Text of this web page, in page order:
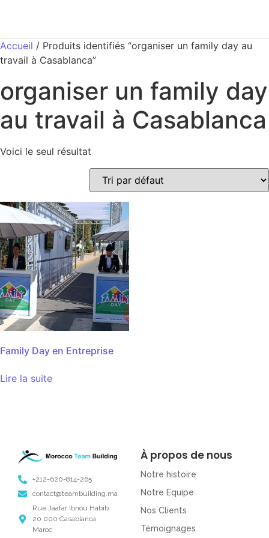
Accueil / Produits identifiés “organiser un family day au
travail à Casablanca”
organiser un family day
au travail à Casablanca
Voici le seul résultat
Family Day en Entreprise
Lire la suite
+212-620-814-265
contact@teambuilding.ma
Rue Jaafar Ibnou Habib
20 000 Casablanca
Maroc
À propos de nous
Notre histoire
Notre Equipe
Nos Clients
Témoignages